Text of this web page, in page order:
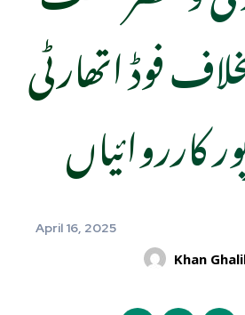
فوڈ اتھارٹی
کارروائیاں
April 16, 2025
Khan